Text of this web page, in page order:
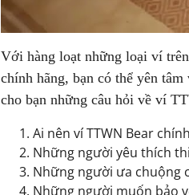
Với hàng loạt những loại ví
chính hãng, bạn có thể yên
cho bạn những câu hỏi về ví
Ai nên ví TTWN Bear
Những người yêu thích
Những người ưa chuộng
Những người muốn bảo